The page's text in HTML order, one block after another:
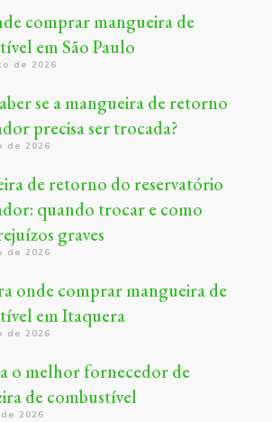
comprar mangueira de
em São Paulo
de 2026
se a mangueira de retorno
precisa ser trocada?
de 2026
de retorno do reservatório
quando trocar e como
graves
de 2026
onde comprar mangueira de
em Itaquera
de 2026
o melhor fornecedor de
de combustível
2026